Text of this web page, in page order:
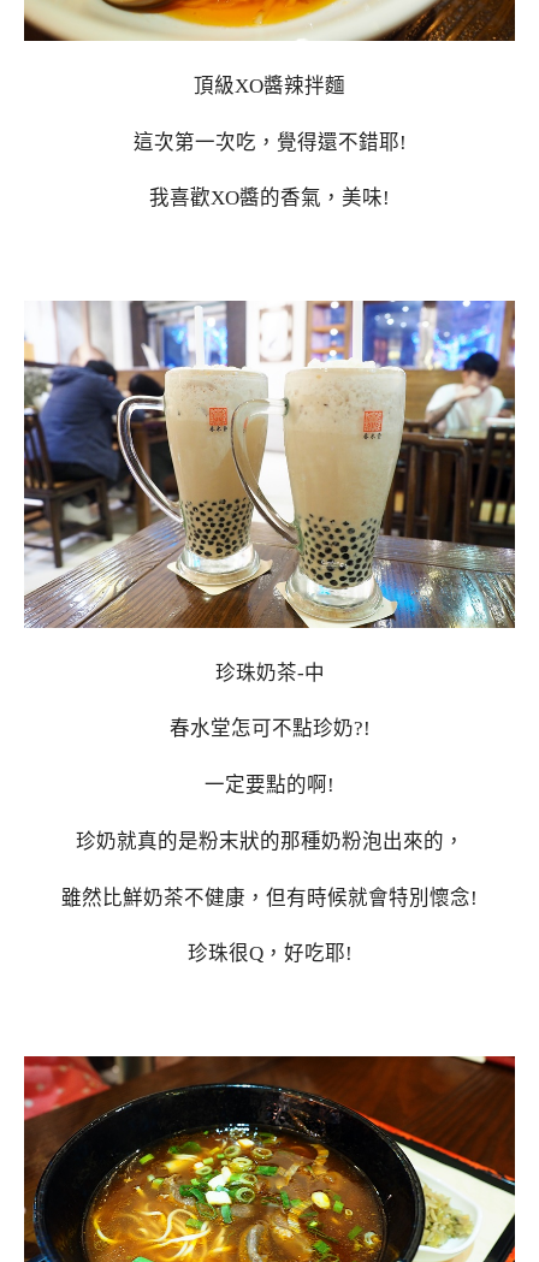
頂級XO醬辣拌麵
這次第一次吃，覺得還不錯耶!
我喜歡XO醬的香氣，美味!
珍珠奶茶-中
春水堂怎可不點珍奶?!
一定要點的啊!
珍奶就真的是粉末狀的那種奶粉泡出來的，
雖然比鮮奶茶不健康，但有時候就會特別懷念!
珍珠很Q，好吃耶!